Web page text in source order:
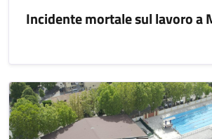
Incidente mortale sul lavoro a